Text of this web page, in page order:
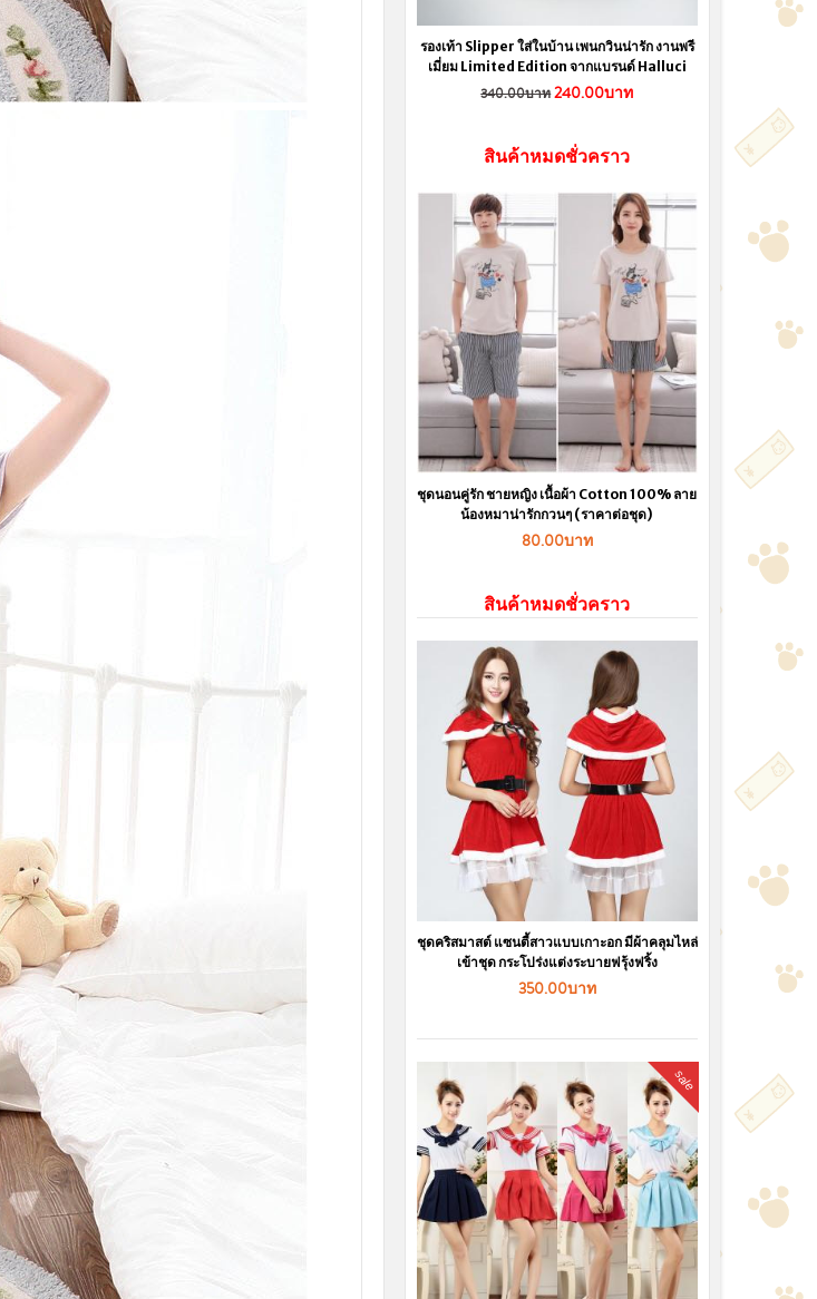
รองเท้า Slipper ใส่ในบ้าน เพนกวินน่ารัก งานพรี
เมี่ยม Limited Edition จากแบรนด์ Halluci
340.00บาท240.00บาท
สินค้าหมดชั่วคราว
ชุดนอนคู่รัก ชายหญิง เนื้อผ้า Cotton 100% ลาย
น้องหมาน่ารักกวนๆ (ราคาต่อชุด)
80.00บาท
สินค้าหมดชั่วคราว
ชุดคริสมาสต์ แซนตี้สาวแบบเกาะอก มีผ้าคลุมไหล่
เข้าชุด กระโปร่งแต่งระบายฟรุ้งฟริ้ง
350.00บาท
sale